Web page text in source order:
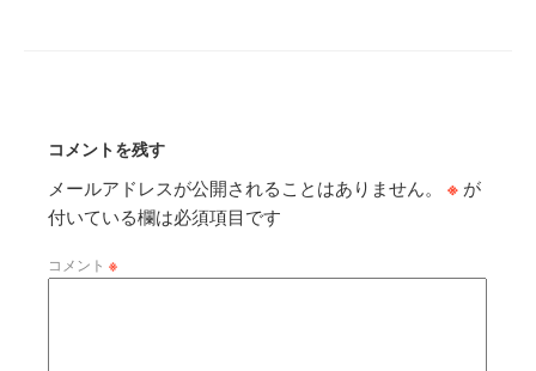
コメントを残す
メールアドレスが公開されることはありません。 ※ が
付いている欄は必須項目です
コメント ※